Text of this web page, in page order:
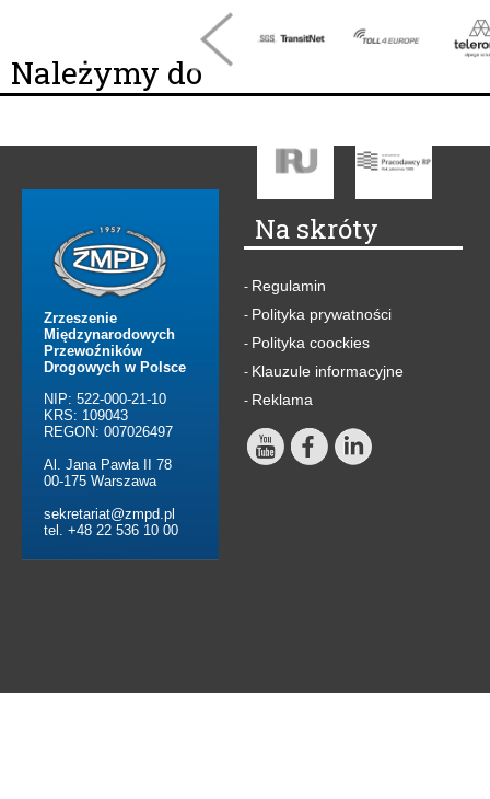
Należymy do
Zrzeszenie
Międzynarodowych
Przewoźników
Drogowych w Polsce
NIP: 522-000-21-10
KRS: 109043
REGON: 007026497
Al. Jana Pawła II 78
00-175 Warszawa
sekretariat@zmpd.pl
tel. +48 22 536 10 00
Na skróty
- Regulamin
- Polityka prywatności
- Polityka coockies
- Klauzule informacyjne
- Reklama